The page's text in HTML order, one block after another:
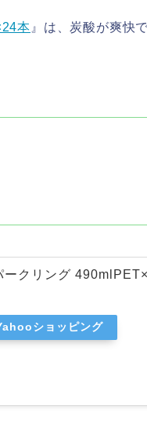
本 』は、炭酸が爽快
ークリング
ショッピング